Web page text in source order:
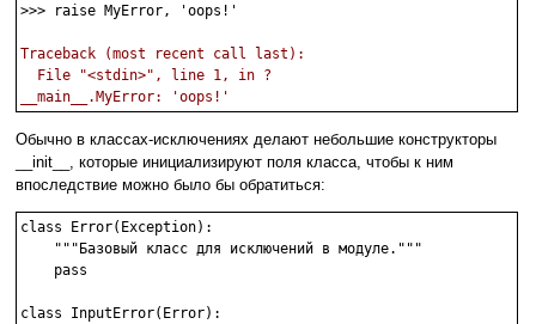
>>> raise MyError, 'oops!'
Traceback (most recent call last):
  File "<stdin>", line 1, in ?
__main__.MyError: 'oops!'
Обычно в классах-исключениях делают небольшие конструкторы
__init__, которые инициализируют поля класса, чтобы к ним
впоследствие можно было бы обратиться:
class Error(Exception):
    """Базовый класс для исключений в модуле."""
    pass
class InputError(Error):